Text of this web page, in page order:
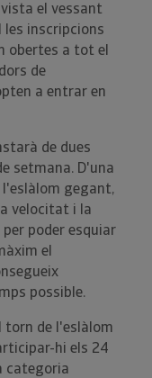
vista el vessant
les inscripcions
obertes a tot el
de
a entrar en
de dues
setmana. D'una
l'eslàlom gegant,
velocitat i la
poder esquiar
el
possible.
torn de l'eslàlom
hi els 24
categoria